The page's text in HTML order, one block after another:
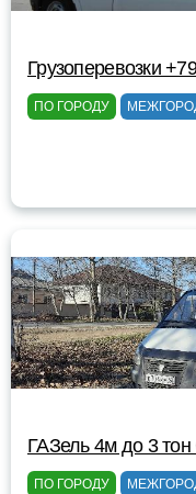
Грузоперевозки
ПО ГОРОДУ
ГАЗель 4м до 3
ПО ГОРОДУ